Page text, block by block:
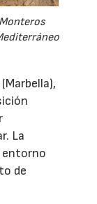
La
entorno
de